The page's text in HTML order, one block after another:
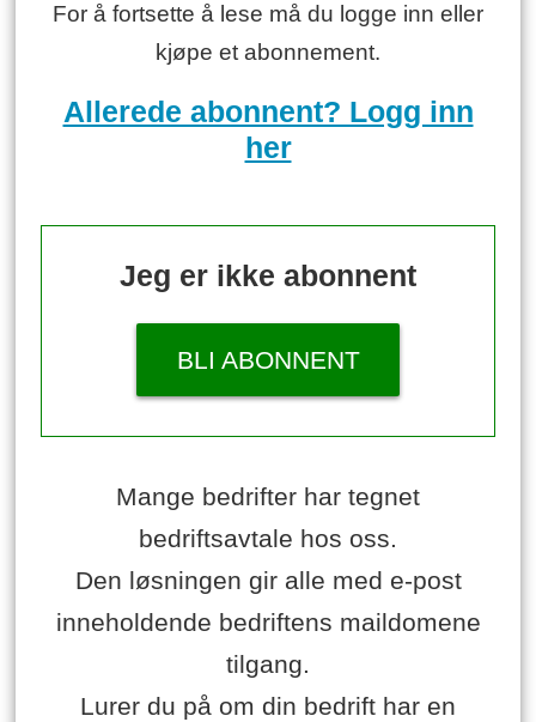
For å fortsette å lese må du logge inn eller
kjøpe et abonnement.
Allerede abonnent? Logg inn
her
Jeg er ikke abonnent
BLI ABONNENT
Mange bedrifter har tegnet
bedriftsavtale hos oss.
Den løsningen gir alle med e-post
inneholdende bedriftens maildomene
tilgang.
Lurer du på om din bedrift har en